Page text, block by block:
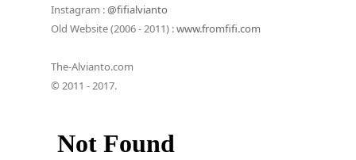
Instagram :@fifialvianto
Old Website (2006 - 2011) :www.fromfifi.com
The-Alvianto.com
© 2011 - 2017.